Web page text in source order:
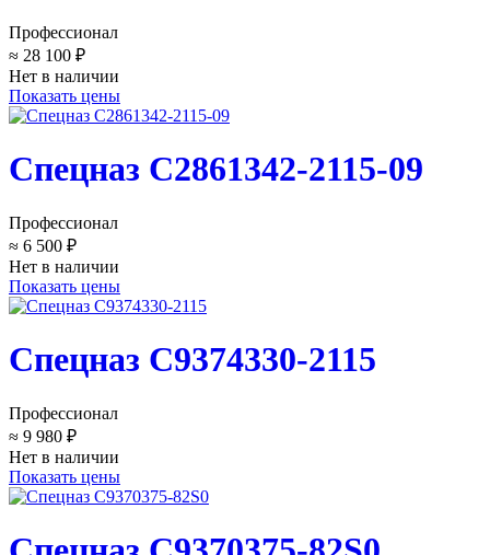
Профессионал
≈ 28 100 ₽
Нет в наличии
Показать цены
Спецназ C2861342-2115-09
Профессионал
≈ 6 500 ₽
Нет в наличии
Показать цены
Спецназ C9374330-2115
Профессионал
≈ 9 980 ₽
Нет в наличии
Показать цены